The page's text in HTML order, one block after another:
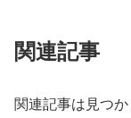
関連記事
関連記事は見つか